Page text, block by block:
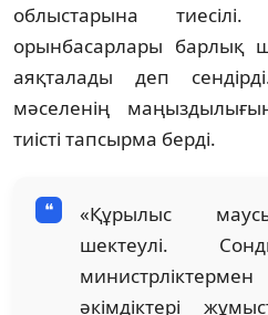
облыстарына
орынбасарлары барлық
аяқталады деп
мәселенің
тиісті тапсырма берді.
«Құрылыс
шектеулі.
әкімдіктері